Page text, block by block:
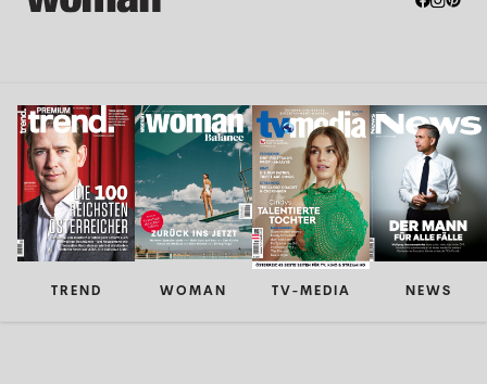
TREND WOMAN TV-MEDIA NEWS